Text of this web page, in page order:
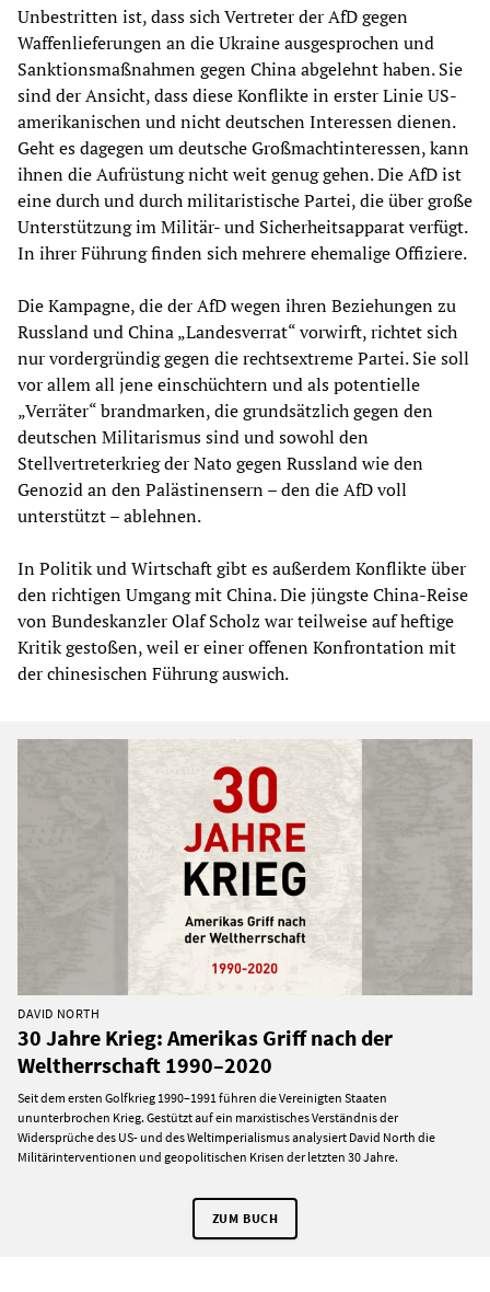
Unbestritten ist, dass sich Vertreter der AfD gegen
Waffenlieferungen an die Ukraine ausgesprochen und
Sanktionsmaßnahmen gegen China abgelehnt haben. Sie
sind der Ansicht, dass diese Konflikte in erster Linie US-
amerikanischen und nicht deutschen Interessen dienen.
Geht es dagegen um deutsche Großmachtinteressen, kann
ihnen die Aufrüstung nicht weit genug gehen. Die AfD ist
eine durch und durch militaristische Partei, die über große
Unterstützung im Militär- und Sicherheitsapparat verfügt.
In ihrer Führung finden sich mehrere ehemalige Offiziere.
Die Kampagne, die der AfD wegen ihren Beziehungen zu
Russland und China „Landesverrat“ vorwirft, richtet sich
nur vordergründig gegen die rechtsextreme Partei. Sie soll
vor allem all jene einschüchtern und als potentielle
„Verräter“ brandmarken, die grundsätzlich gegen den
deutschen Militarismus sind und sowohl den
Stellvertreterkrieg der Nato gegen Russland wie den
Genozid an den Palästinensern – den die AfD voll
unterstützt – ablehnen.
In Politik und Wirtschaft gibt es außerdem Konflikte über
den richtigen Umgang mit China. Die jüngste China-Reise
von Bundeskanzler Olaf Scholz war teilweise auf heftige
Kritik gestoßen, weil er einer offenen Konfrontation mit
der chinesischen Führung auswich.
DAVID NORTH
30 Jahre Krieg: Amerikas Griff nach der
Weltherrschaft 1990–2020
Seit dem ersten Golfkrieg 1990–1991 führen die Vereinigten Staaten
ununterbrochen Krieg. Gestützt auf ein marxistisches Verständnis der
Widersprüche des US- und des Weltimperialismus analysiert David North die
Militärinterventionen und geopolitischen Krisen der letzten 30 Jahre.
ZUM BUCH